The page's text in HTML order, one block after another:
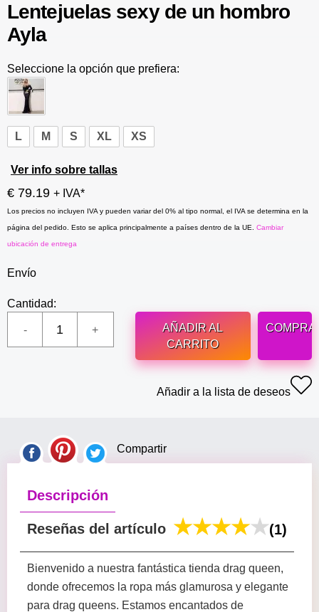
Lentejuelas sexy de un hombro
Ayla
Seleccione la opción que prefiera:
L M S XL XS
Ver info sobre tallas
€ 79.19 + IVA*
Los precios no incluyen IVA y pueden variar del 0% al tipo normal, el IVA se determina en la
página del pedido. Esto se aplica principalmente a países dentro de la UE. Cambiar
ubicación de entrega
Envío
Cantidad:
AÑADIR AL
CARRITO
Añadir a la lista de deseos
Compartir
Descripción
Reseñas del artículo (1)
Bienvenido a nuestra fantástica tienda drag queen,
donde ofrecemos la ropa más glamurosa y elegante
para drag queens. Estamos encantados de